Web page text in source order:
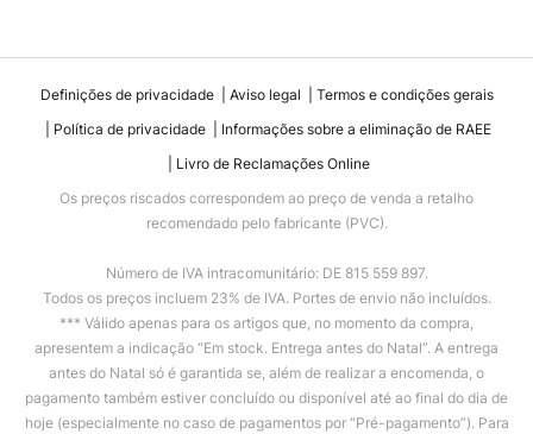
Definições de privacidade Aviso legal
Termos e condições gerais
Política de privacidade
Informações sobre a eliminação de RAEE
Livro de Reclamações Online
Os preços riscados correspondem ao preço de venda a retalho
recomendado pelo fabricante (PVC).
Número de IVA intracomunitário: DE 815 559 897.
Todos os preços incluem 23% de IVA. Portes de envio não incluídos.
*** Válido apenas para os artigos que, no momento da compra,
apresentem a indicação “Em stock. Entrega antes do Natal”. A entrega
antes do Natal só é garantida se, além de realizar a encomenda, o
pagamento também estiver concluído ou disponível até ao final do dia de
hoje (especialmente no caso de pagamentos por “Pré-pagamento”). Para